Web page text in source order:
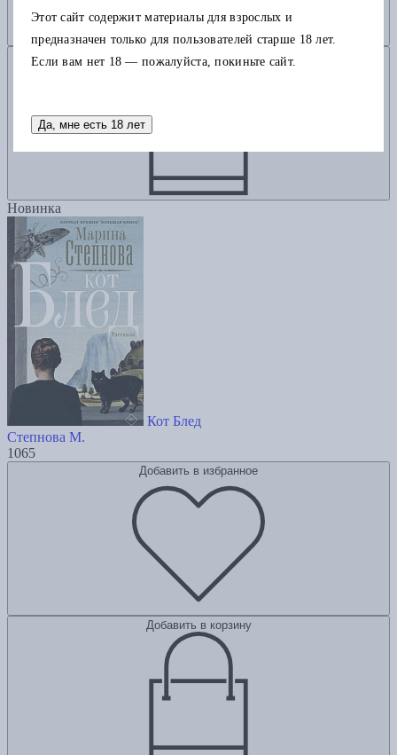
Добавить в корзину
Новинка
Кот Блед
Степнова М.
1065
Добавить в избранное
Добавить в корзину
Этот сайт содержит материалы для взрослых и
предназначен только для пользователей старше 18 лет.
Если вам нет 18 — пожалуйста, покиньте сайт.
Да, мне есть 18 лет